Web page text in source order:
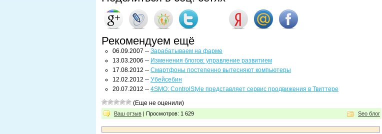
Рекомендуем ещё
06.09.2007 -- Зарабатываем на фарме
13.03.2006 -- Изменения блогов: управление развитием
17.08.2012 -- Смартфоны постепенно вытесняют компьютеры
12.02.2012 -- Убейсебин
20.07.2012 -- 4SMO: ControlStyle представляет сервис продвижения в Твиттере
(Еще не оценили)
Ваш отзыв | Просмотров: 1 629 Seo блог